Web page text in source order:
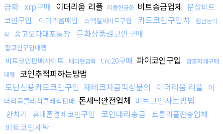
금화 xrp구매 이더리움 리플 리플현금화 비트송금업체 문상비트
코인구입
이더리움매입 소액결제비트구입 카드코인구입처
현금돈믹
싱
중고오다대포통장 문화상품권코인구매
잡코인구입대행
비트코인판매사이트 테더현금화 trc20구매 파이코인구입
암호화폐구매
대행
코인추적피하는방법
도난신용카드코인구입 재테크자금믹싱문의 이더리움 리플 이
더리움클레식클레식판매 돈세탁안전업체 비트코인사는방법
환치기 휴대폰결제코인구입 코인대리송금 트론리플전송업체
비트코인세탁